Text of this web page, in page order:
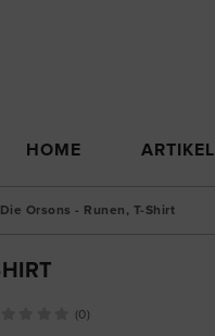
HOME ARTIKEL
Die Orsons - Runen, T-Shirt
(0)